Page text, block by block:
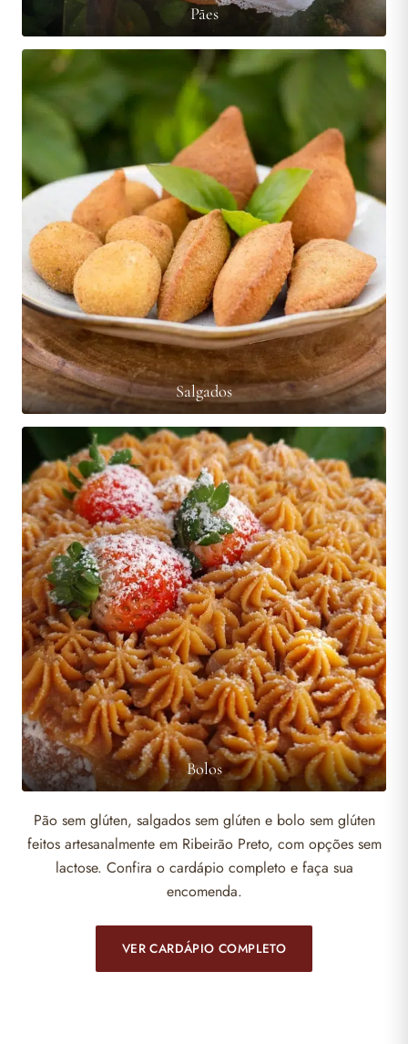
Pães
Salgados
Bolos
Pão sem glúten, salgados sem glúten e bolo sem glúten
feitos artesanalmente em Ribeirão Preto, com opções sem
lactose. Confira o cardápio completo e faça sua
encomenda.
VER CARDÁPIO COMPLETO